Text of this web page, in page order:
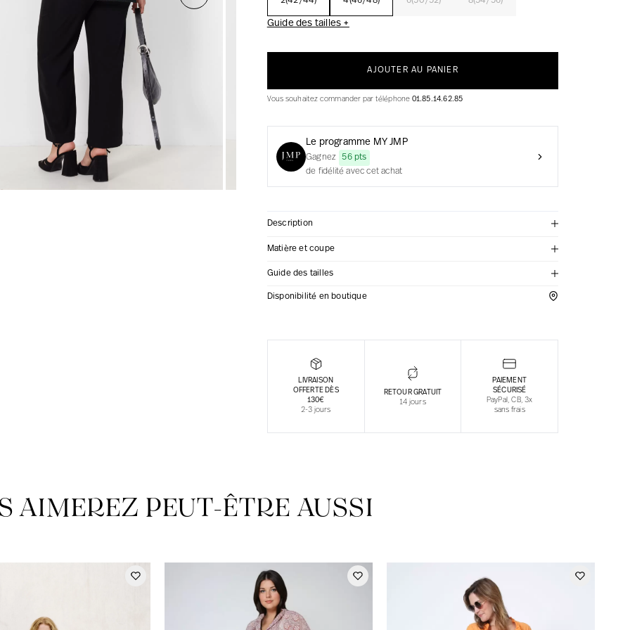
Guide des tailles +
AJOUTER AU PANIER
Vous souhaitez commander par téléphone 01.85.14.62.85
Le programme MY JMP
Gagnez
56 pts
de fidélité avec cet achat
Description
Matière et coupe
Guide des tailles
Disponibilité en boutique
LIVRAISON
OFFERTE DÈS
130€
2-3 jours
RETOUR GRATUIT
14 jours
PAIEMENT
SÉCURISÉ
PayPal, CB, 3x
sans frais
AIMEREZ PEUT-ÊTRE AUSSI